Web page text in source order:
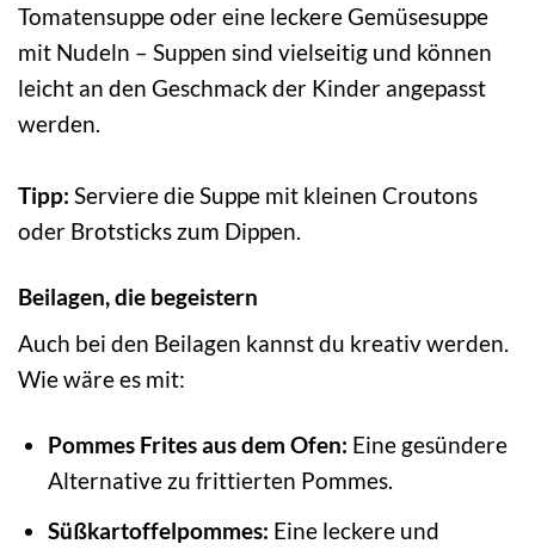
Tomatensuppe oder eine leckere Gemüsesuppe
mit Nudeln – Suppen sind vielseitig und können
leicht an den Geschmack der Kinder angepasst
werden.
Tipp: Serviere die Suppe mit kleinen Croutons
oder Brotsticks zum Dippen.
Beilagen, die begeistern
Auch bei den Beilagen kannst du kreativ werden.
Wie wäre es mit:
Pommes Frites aus dem Ofen: Eine gesündere
Alternative zu frittierten Pommes.
Süßkartoffelpommes: Eine leckere und